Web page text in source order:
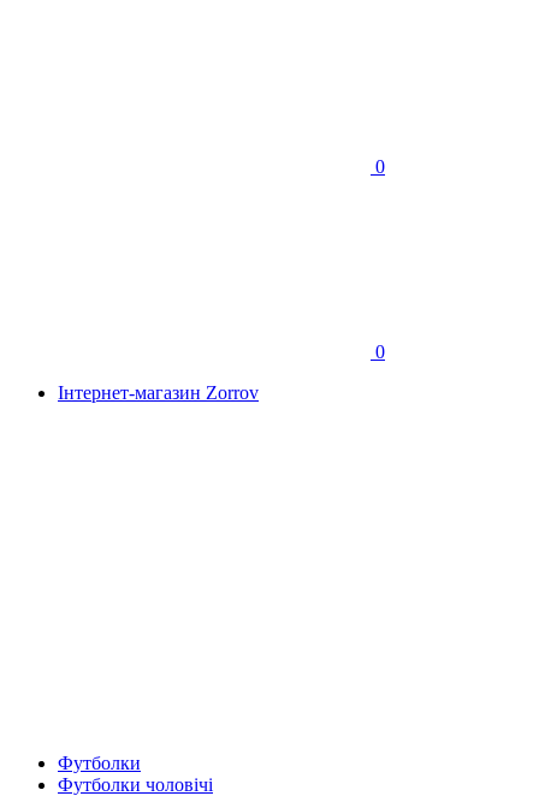
0
0
Інтернет-магазин Zorrov
Футболки
Футболки чоловічі